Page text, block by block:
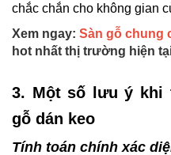
chắc chắn cho không gian
Xem ngay: Sàn gỗ chung
hot nhất thị trường hiện
3. Một số lưu ý khi
gỗ dán keo
Tính toán chính xác